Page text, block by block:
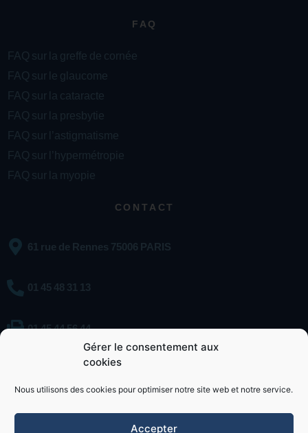
Gérer le consentement aux
cookies
Nous utilisons des cookies pour optimiser notre site web et notre service.
Accepter
FAQ
FAQ sur la greffe de cornée
FAQ sur le glaucome
FAQ sur la cataracte
FAQ sur la presbytie
FAQ sur l’astigmatisme
FAQ sur l’hypermétropie
FAQ sur la myopie
CONTACT
61 rue de Rennes 75006 PARIS
01 45 48 31 13
01 45 44 56 44
Contacter le Dr Weiser